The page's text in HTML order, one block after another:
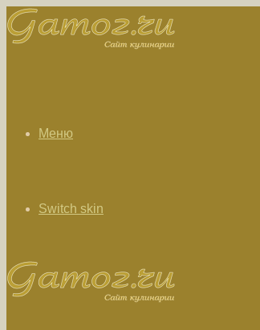
Меню
Switch skin